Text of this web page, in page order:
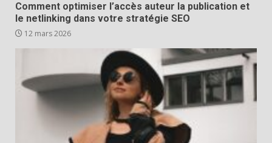
Comment optimiser l’accès auteur la publication et
le netlinking dans votre stratégie SEO
12 mars 2026